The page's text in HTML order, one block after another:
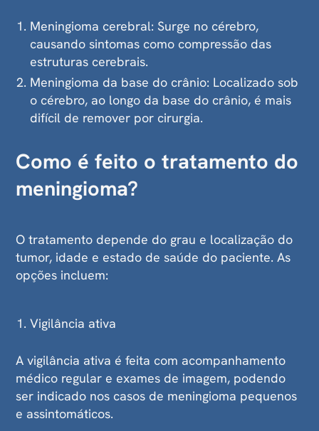
Meningioma cerebral: Surge no cérebro,
causando sintomas como compressão das
estruturas cerebrais.
Meningioma da base do crânio: Localizado sob
o cérebro, ao longo da base do crânio, é mais
difícil de remover por cirurgia.
Como é feito o tratamento do
meningioma?
O tratamento depende do grau e localização do
tumor, idade e estado de saúde do paciente. As
opções incluem:
Vigilância ativa
A vigilância ativa é feita com acompanhamento
médico regular e exames de imagem, podendo
ser indicado nos casos de meningioma pequenos
e assintomáticos.